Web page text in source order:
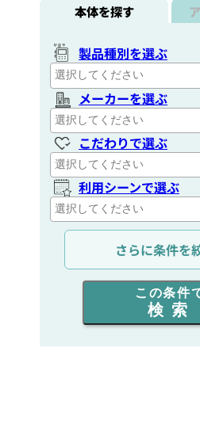
本体を探す
製品種別を選ぶ
メーカーを選ぶ
こだわりで選ぶ
利用シーンで選ぶ
通信距離を選ぶ
出力を選ぶ
同時通話人数を選ぶ
さらに条件を
この条件
検索